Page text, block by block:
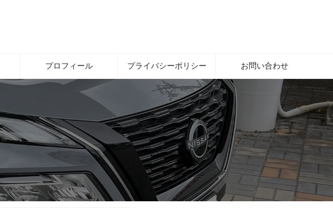
プロフィール プライバシーポリシー お問い合わせ